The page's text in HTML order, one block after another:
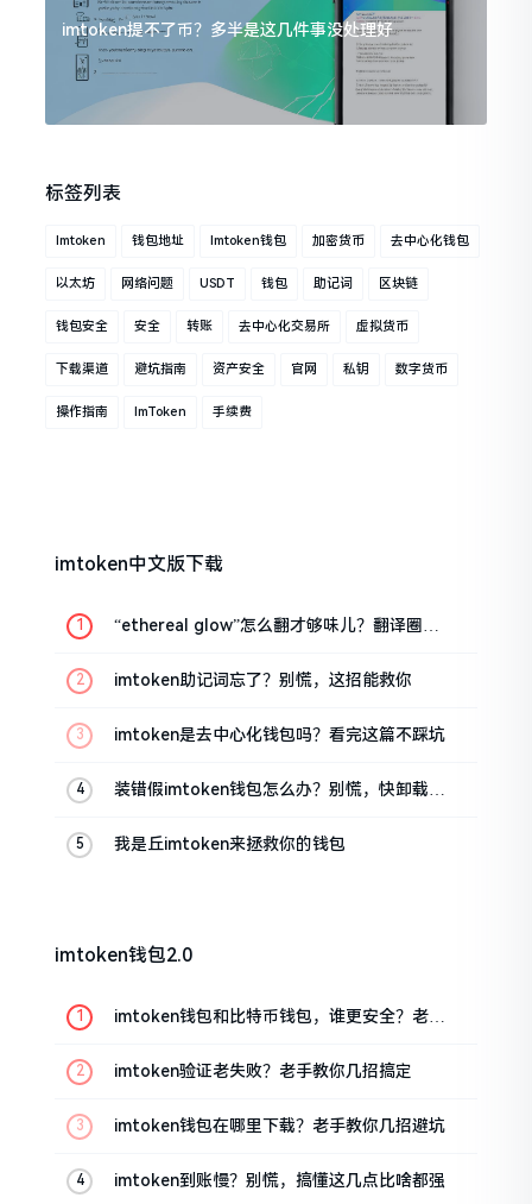
imtoken提不了币？多半是这几件事没处理好
标签列表
Imtoken 钱包地址 Imtoken钱包 加密货币 去中心化钱包
以太坊 网络问题 USDT 钱包 助记词 区块链
钱包安全 安全 转账 去中心化交易所 虚拟货币
下载渠道 避坑指南 资产安全 官网 私钥 数字货币
操作指南 ImToken 手续费
imtoken中文版下载
“ethereal glow”怎么翻才够味儿？翻译圈老
imtoken助记词忘了？别慌，这招能救你
imtoken是去中心化钱包吗？看完这篇不踩坑
装错假imtoken钱包怎么办？别慌，快卸载，
我是丘imtoken来拯救你的钱包
imtoken钱包2.0
imtoken钱包和比特币钱包，谁更安全？老玩
imtoken验证老失败？老手教你几招搞定
imtoken钱包在哪里下载？老手教你几招避坑
imtoken到账慢？别慌，搞懂这几点比啥都强